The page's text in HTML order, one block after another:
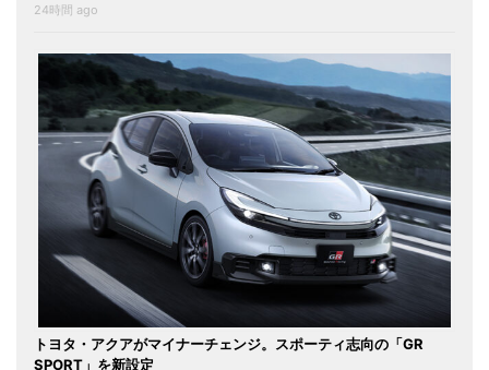
24時間 ago
トヨタ・アクアがマイナーチェンジ。スポーティ志向の「GR
SPORT」を新設定